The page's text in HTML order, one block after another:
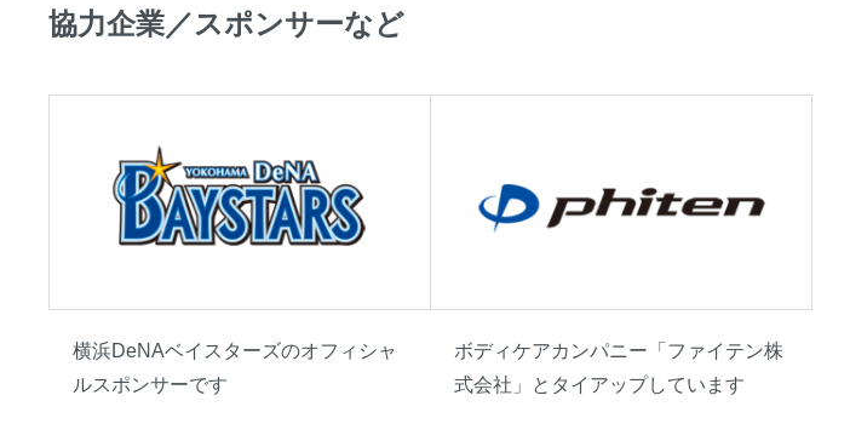
協力企業／スポンサーなど
横浜DeNAベイスターズのオフィシャ
ルスポンサーです
ボディケアカンパニー「ファイテン株
式会社」とタイアップしています